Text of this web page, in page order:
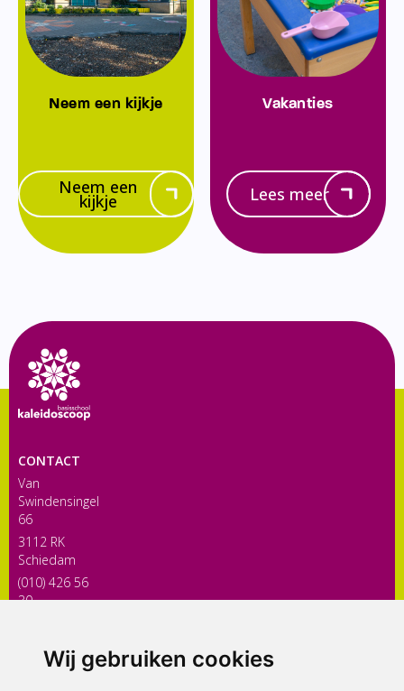
Wij gebruiken cookies
Neem een kijkje
Neem een
kijkje
Vakanties
Lees meer
CONTACT
Van
Swindensingel
66
3112 RK
Schiedam
(010) 426 56
30
ONDERDEEL VAN